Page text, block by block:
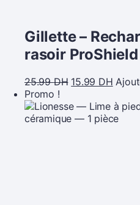
Gillette –
rasoir
25.99DH 15.99 DH
Promo !